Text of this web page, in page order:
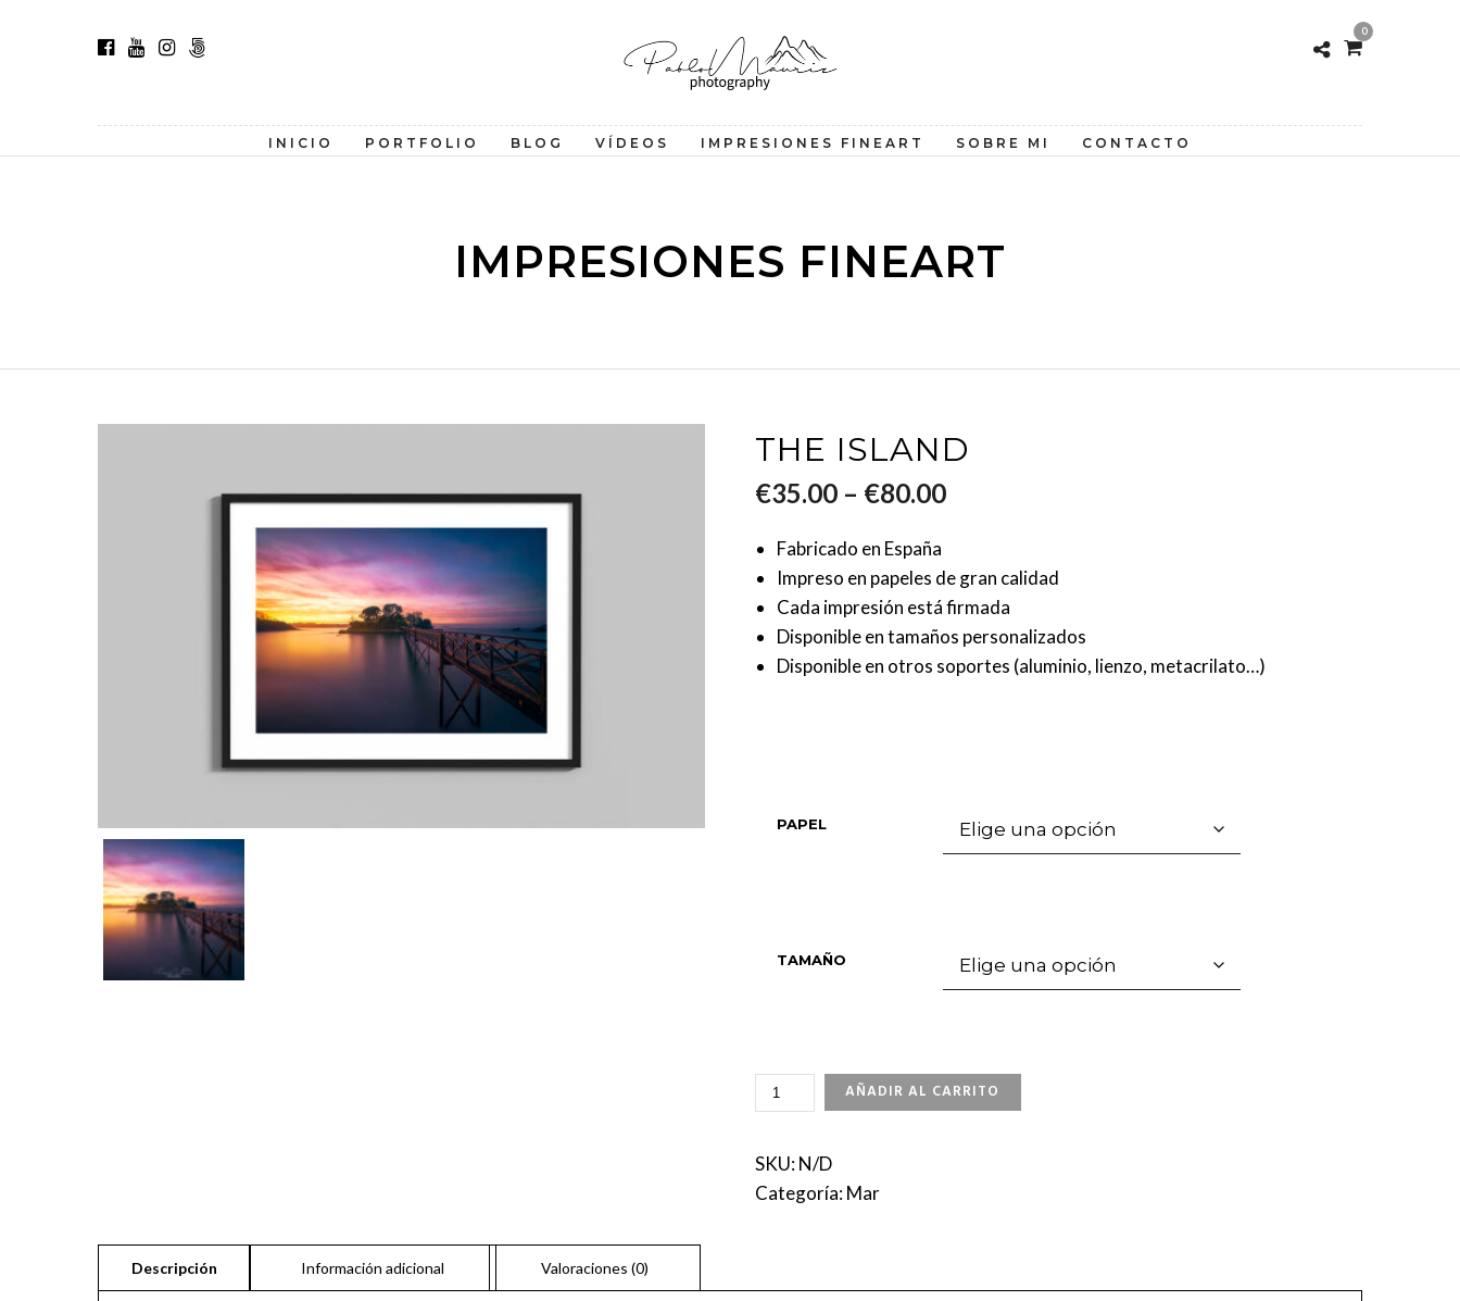
0
INICIO PORTFOLIO BLOG VÍDEOS IMPRESIONES FINEART SOBRE MI CONTACTO
IMPRESIONES FINEART
THE ISLAND
€35.00 – €80.00
Fabricado en España
Impreso en papeles de gran calidad
Cada impresión está firmada
Disponible en tamaños personalizados
Disponible en otros soportes (aluminio, lienzo, metacrilato…)
PAPEL
TAMAÑO
THE
AÑADIR AL CARRITO
SKU:N/D
Categoría:Mar